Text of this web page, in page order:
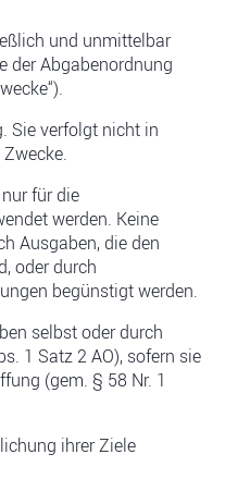
und unmittelbar
der Abgabenordnung
Sie verfolgt nicht in
für die
werden. Keine
Ausgaben, die den
oder durch
begünstigt werden.
selbst oder durch
1 Satz 2 AO), sofern sie
(gem. § 58 Nr. 1
ihrer Ziele